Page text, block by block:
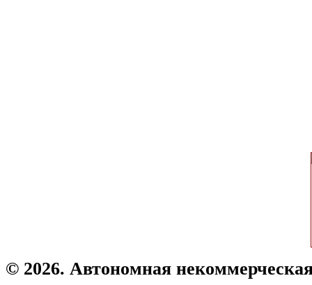
© 2026. Автономная